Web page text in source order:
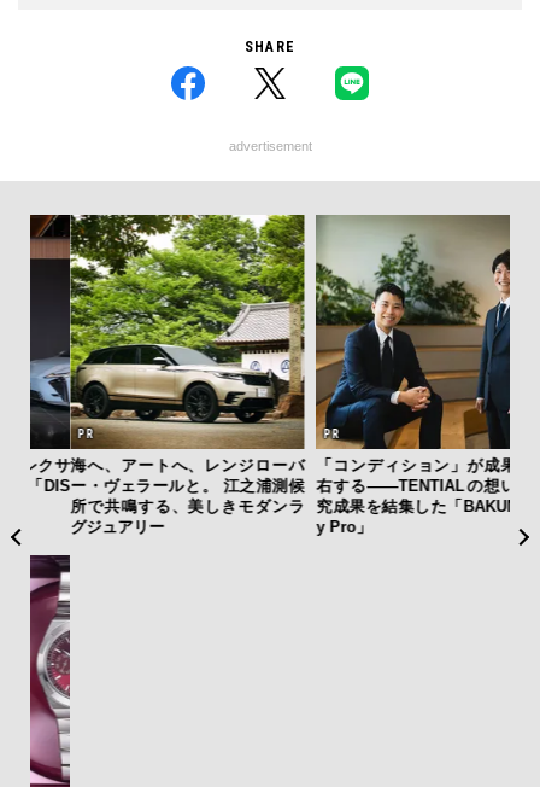
SHARE
advertisement
海へ、アートへ、レンジローバ
ー・ヴェラールと。 江之浦測候
所で共鳴する、美しきモダンラ
グジュアリー
「コンディション」が成果を左
右する——TENTIALの想いと研
究成果を結集した「BAKUNE Dr
y Pro」